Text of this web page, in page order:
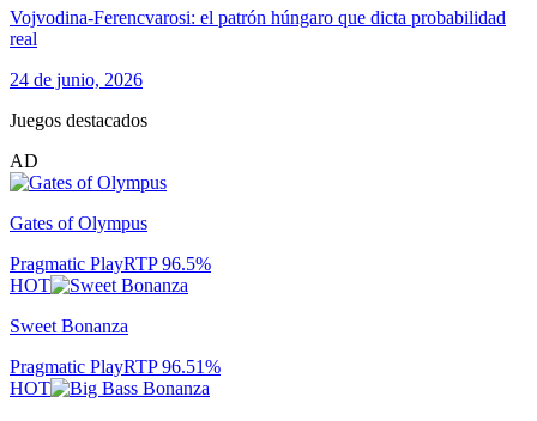
Vojvodina-Ferencvarosi: el patrón húngaro que dicta probabilidad
real
24 de junio, 2026
Juegos destacados
AD
Gates of Olympus
Pragmatic PlayRTP96.5%
HOT
Sweet Bonanza
Pragmatic PlayRTP96.51%
HOT